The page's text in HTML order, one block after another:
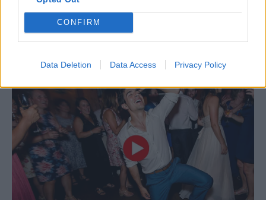
CONFIRM
Data Deletion Data Access Privacy Policy